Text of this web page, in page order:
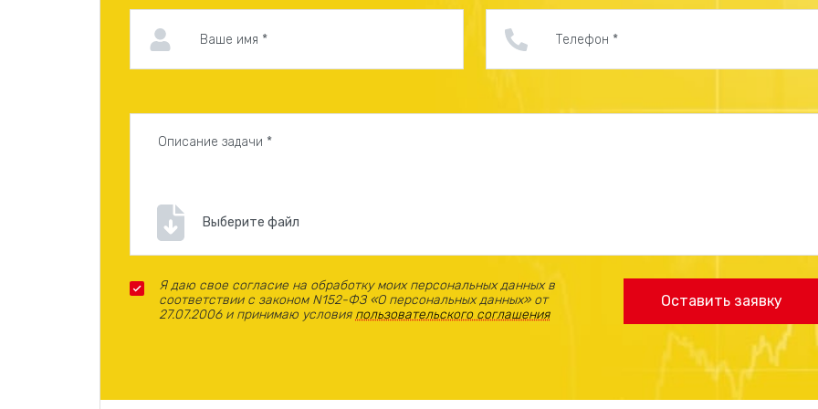
Выберите файл
Я даю свое согласие на обработку моих персональных данных в
соответствии с законом N152-ФЗ «О персональных данных» от
27.07.2006 и принимаю условия пользовательского соглашения
Оставить заявку